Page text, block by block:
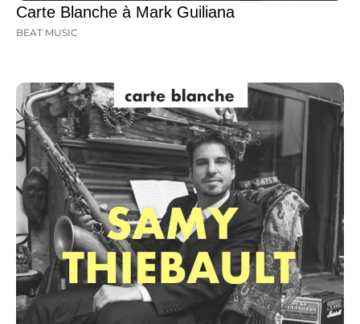
Carte Blanche à Mark Guiliana
BEAT MUSIC